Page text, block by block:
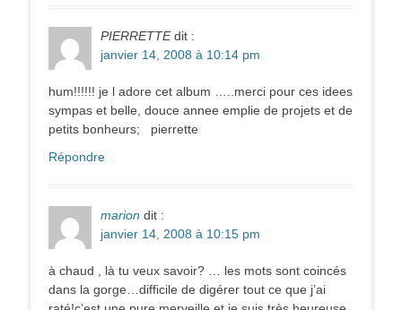
PIERRETTE dit :
janvier 14, 2008 à 10:14 pm
hum!!!!!! je l adore cet album …..merci pour ces idees
sympas et belle, douce annee emplie de projets et de
petits bonheurs; pierrette
Répondre
marion dit :
janvier 14, 2008 à 10:15 pm
à chaud , là tu veux savoir? … les mots sont coincés
dans la gorge…difficile de digérer tout ce que j’ai